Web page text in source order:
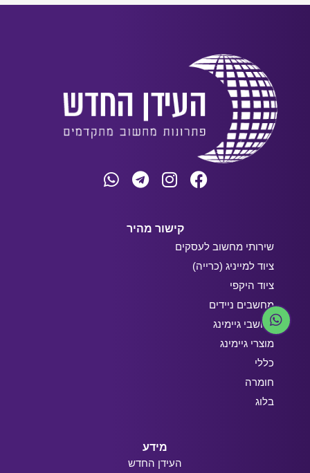
קישור מהיר
שירותי מחשוב לעסקים
ציוד למייניג (כרייה)
ציוד היקפי
מחשבים ניידים
מחשבי גיימינג
מוצרי גיימינג
כללי
חומרה
בלוג
מידע
העידן החדש